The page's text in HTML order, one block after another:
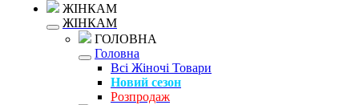
ЖІНКАМ
ЖІНКАМ
ГОЛОВНА
Головна
Всі Жіночі Товари
Новий сезон
Розпродаж